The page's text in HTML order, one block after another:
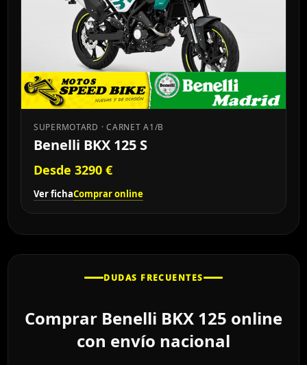
SUPERMOTARD · CARNET A1/B
Benelli BKX 125 S
Desde 3290 €
Ver fichaComprar online
DUDAS FRECUENTES
Comprar Benelli BKX 125 online
con envío nacional